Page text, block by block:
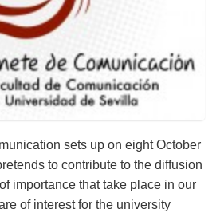
sets up on eight October
to contribute to the diffusion
importance that take place in our
of interest for the university